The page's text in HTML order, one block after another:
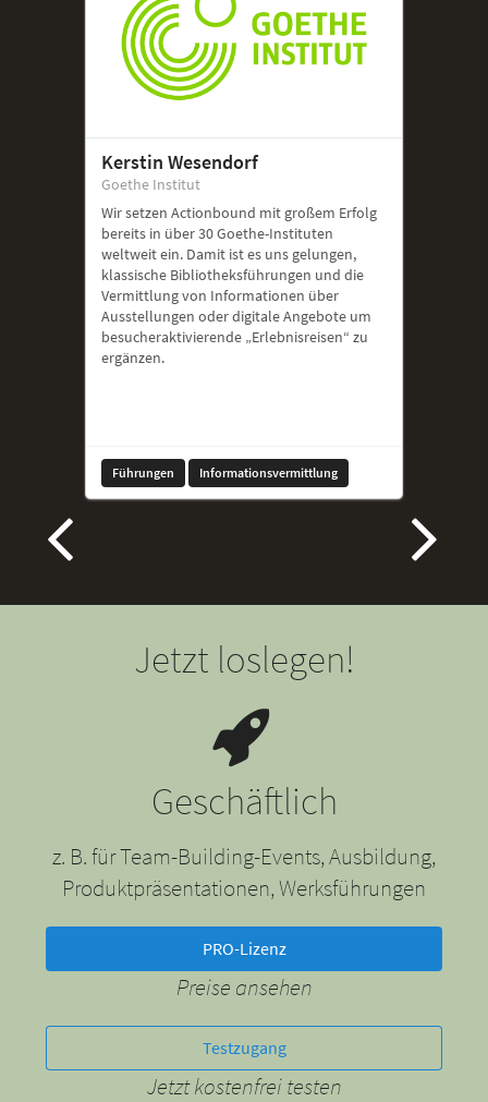
Kerstin Wesendorf
Goethe Institut
Wir setzen Actionbound mit großem Erfolg
bereits in über 30 Goethe-Instituten
weltweit ein. Damit ist es uns gelungen,
klassische Bibliotheksführungen und die
Vermittlung von Informationen über
Ausstellungen oder digitale Angebote um
besucheraktivierende „Erlebnisreisen“ zu
ergänzen.
Führungen Informationsvermittlung
Jetzt loslegen!
Geschäftlich
z. B. für Team-Building-Events, Ausbildung,
Produktpräsentationen, Werksführungen
PRO-Lizenz
Preise ansehen
Testzugang
Jetzt kostenfrei testen